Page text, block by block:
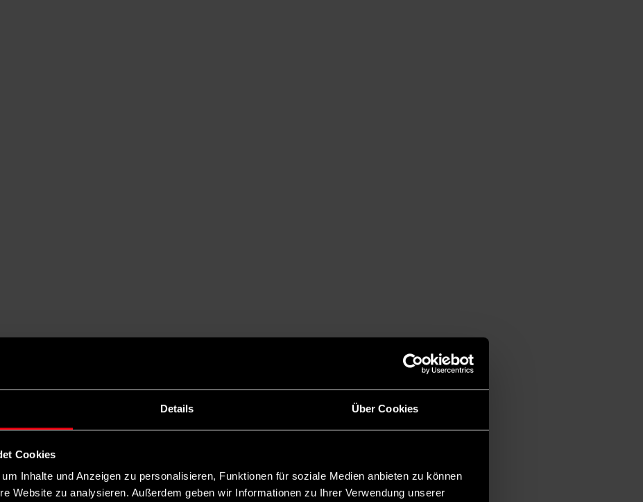
Details Über Cookies
Cookies
Inhalte und Anzeigen zu personalisieren, Funktionen für soziale Medien anbieten zu können
Website zu analysieren. Außerdem geben wir Informationen zu Ihrer Verwendung unserer